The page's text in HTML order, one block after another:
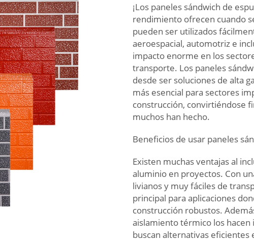
¡Los paneles sándwich de
rendimiento ofrecen cuando
pueden ser utilizados
aeroespacial, automotriz e
impacto enorme en los
transporte. Los paneles
desde ser soluciones de alta
más esencial para sectores
construcción, convirtiéndose
muchos han hecho.
Beneficios de usar paneles
Existen muchas ventajas al
aluminio en proyectos. Con
livianos y muy fáciles de
principal para aplicaciones
construcción robustos.
aislamiento térmico los
buscan alternativas eficientes